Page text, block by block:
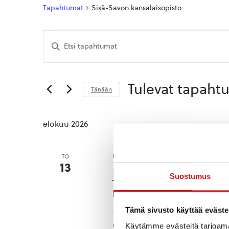
Suostumus
Tämä sivusto käyttää
Käytämme evästeitä
Tapahtumat Sisä-Savon kansalaisopisto
Tapahtumat
Tapahtumat
Etsi
Näkymät
Syötä
hakusana.
Etsi
hakusanalla.
Tänään Tulevat
elokuu 2026
TO
13 LETTU & LIVE -
torstai 13.8.2026 18:00
Rautalammin uittis
Tervetuloa opiston lettuiltaan to
Opintien leikkupuiston rannassa)